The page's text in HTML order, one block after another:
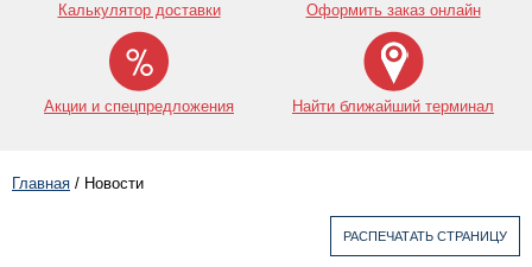
Калькулятор доставки Оформить заказ онлайн
Акции и спецпредложения Найти ближайший терминал
Главная / Новости
РАСПЕЧАТАТЬ СТРАНИЦУ